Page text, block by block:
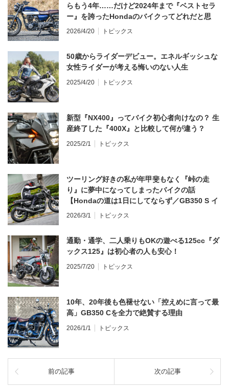
らもう4年……だけど2024年まで『ベストセラ
ー』を誇ったHondaのバイクってどれだと思
う？
2026/4/20 トピックス
50歳からライダーデビュー。エネルギッシュな
女性ライダーが考える悔いのない人生
2025/4/20 トピックス
新型『NX400』ってバイク初心者向けなの？ 生
産終了した『400X』と比較して何が違う？
2025/2/1 トピックス
ツーリング好きの私が年甲斐もなく『峠の走
り』に夢中になってしまったバイクの話
【Hondaの道は1日にしてならず／GB350 S イ
ンプレ・レビュー 前編】
2026/3/1 トピックス
通勤・通学、二人乗りもOKの遊べる125cc『ダ
ックス125』は初心者の人も安心！
2025/7/20 トピックス
10年、20年後も色褪せない「控えめに言って最
高」GB350 Cを全力で絶賛する理由
2026/1/1 トピックス
前の記事 次の記事